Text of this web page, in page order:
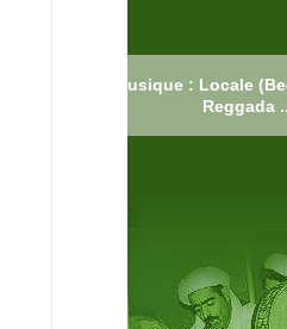
Musique : Locale
Reggada